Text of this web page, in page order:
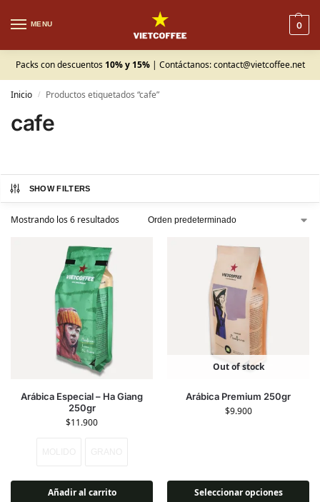
MENU 0
Packs con descuentos 10% y 15% | Contáctanos:contact@vietcoffee.net
Inicio / Productos etiquetados “cafe”
cafe
SHOW FILTERS
Mostrando los 6 resultados
Arábica Especial – Ha Giang
250gr
$11.900
Añadir al carrito
Out of stock
Arábica Premium 250gr
$9.900
Seleccionar opciones